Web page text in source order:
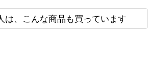
は、こんな商品も買っています